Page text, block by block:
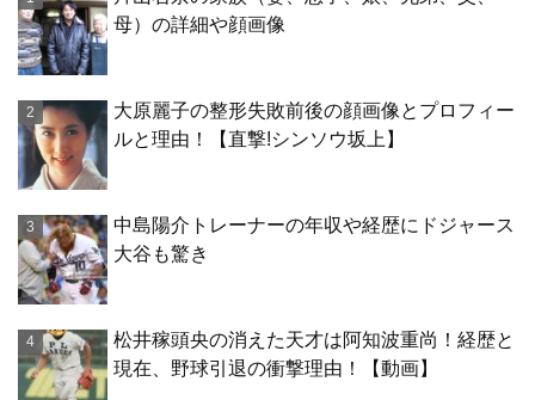
母）の詳細や顔画像
大原麗子の整形失敗前後の顔画像とプロフィー
ルと理由！【直撃!シンソウ坂上】
中島陽介トレーナーの年収や経歴にドジャース
大谷も驚き
松井稼頭央の消えた天才は阿知波重尚！経歴と
現在、野球引退の衝撃理由！【動画】